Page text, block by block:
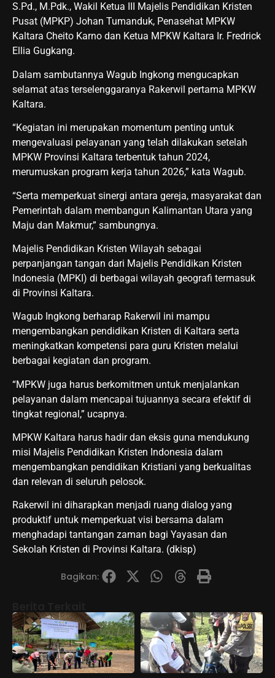
S.Pd., M.Pdk., Wakil Ketua III Majelis Pendidikan Kristen
Pusat (MPKP) Johan Tumanduk, Penasehat MPKW
Kaltara Cheito Karno dan Ketua MPKW Kaltara Ir. Fredrick
Ellia Gugkang.
Dalam sambutannya Wagub Ingkong mengucapkan
selamat atas terselenggaranya Rakerwil pertama MPKW
Kaltara.
“Kegiatan ini merupakan momentum penting untuk
mengevaluasi pelayanan yang telah dilakukan setelah
MPKW Provinsi Kaltara terbentuk tahun 2024,
merumuskan program kerja tahun 2026,” kata Wagub.
“Serta memperkuat sinergi antara gereja, masyarakat dan
Pemerintah dalam membangun Kalimantan Utara yang
Maju dan Makmur,” sambungnya.
Majelis Pendidikan Kristen Wilayah sebagai
perpanjangan tangan dari Majelis Pendidikan Kristen
Indonesia (MPKI) di berbagai wilayah geografi termasuk
di Provinsi Kaltara.
Wagub Ingkong berharap Rakerwil ini mampu
mengembangkan pendidikan Kristen di Kaltara serta
meningkatkan kompetensi para guru Kristen melalui
berbagai kegiatan dan program.
“MPKW juga harus berkomitmen untuk menjalankan
pelayanan dalam mencapai tujuannya secara efektif di
tingkat regional,” ucapnya.
MPKW Kaltara harus hadir dan eksis guna mendukung
misi Majelis Pendidikan Kristen Indonesia dalam
mengembangkan pendidikan Kristiani yang berkualitas
dan relevan di seluruh pelosok.
Rakerwil ini diharapkan menjadi ruang dialog yang
produktif untuk memperkuat visi bersama dalam
menghadapi tantangan zaman bagi Yayasan dan
Sekolah Kristen di Provinsi Kaltara. (dkisp)
Bagikan: